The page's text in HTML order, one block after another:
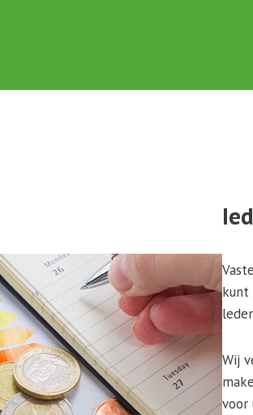
kunt
Wij
voor